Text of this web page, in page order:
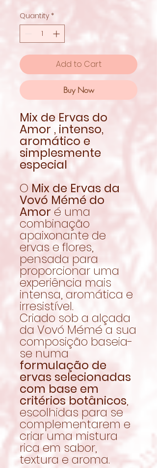
Quantity *
Add to Cart
Buy Now
Mix de Ervas do
Amor , intenso,
aromático e
simplesmente
especial
O Mix de Ervas da
Vovó Mémé do
Amor é uma
combinação
apaixonante de
ervas e flores,
pensada para
proporcionar uma
experiência mais
intensa, aromática e
irresistível.
Criado sob a alçada
da Vovó Mémé a sua
composição baseia-
se numa
formulação de
ervas selecionadas
com base em
critérios botânicos,
escolhidas para se
complementarem e
criar uma mistura
rica em sabor,
textura e aroma.